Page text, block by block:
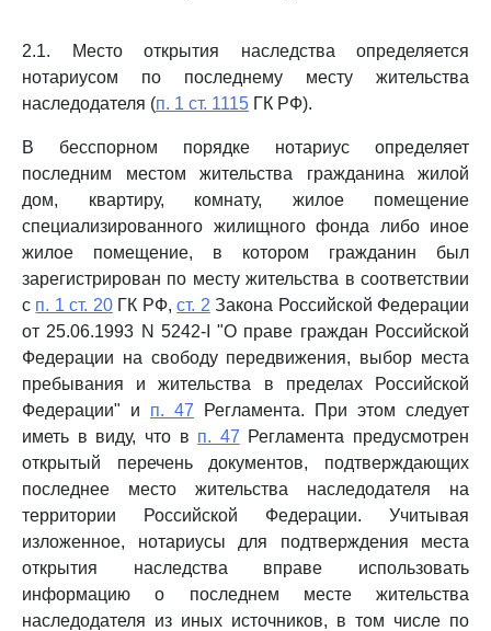
2.1. Место открытия наследства определяется
нотариусом по последнему месту жительства
наследодателя (п. 1 ст. 1115 ГК РФ).
В бесспорном порядке нотариус определяет
последним местом жительства гражданина жилой
дом, квартиру, комнату, жилое помещение
специализированного жилищного фонда либо иное
жилое помещение, в котором гражданин был
зарегистрирован по месту жительства в соответствии
с п. 1 ст. 20ГК РФ,ст. 2 Закона Российской Федерации
от 25.06.1993 N 5242-I "О праве граждан Российской
Федерации на свободу передвижения, выбор места
пребывания и жительства в пределах Российской
Федерации" и п. 47 Регламента. При этом следует
иметь в виду, что в п. 47 Регламента предусмотрен
открытый перечень документов, подтверждающих
последнее место жительства наследодателя на
территории Российской Федерации. Учитывая
изложенное, нотариусы для подтверждения места
открытия наследства вправе использовать
информацию о последнем месте жительства
наследодателя из иных источников, в том числе по